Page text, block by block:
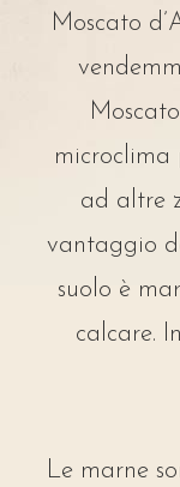
Moscato
microclima
ad altre
vantaggio
suolo è
calcare.
Le marne